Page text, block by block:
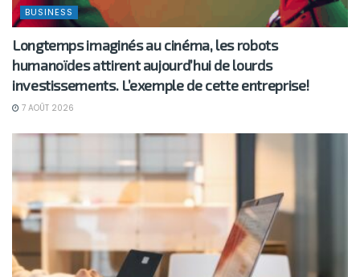
BUSINESS
Longtemps imaginés au cinéma, les robots
humanoïdes attirent aujourd’hui de lourds
investissements. L’exemple de cette entreprise!
7 AOÛT 2026